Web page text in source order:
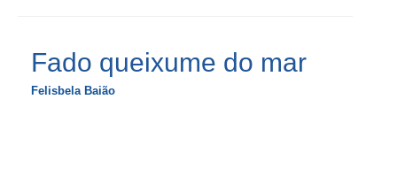
Fado queixume do mar
Felisbela Baião